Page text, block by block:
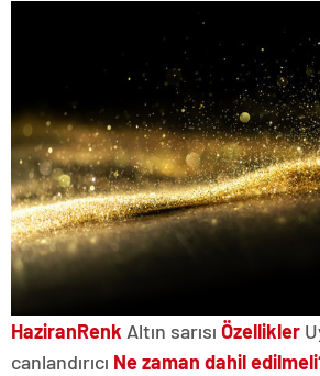
HaziranRenk Altın sarısı Özellikler
canlandırıcı Ne zaman dahil